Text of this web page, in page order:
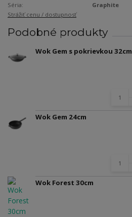
Séria:
Graphite
Strážiť cenu / dostupnosť
Podobné produkty
Wok Gem s pokrievkou 32cm
Wok Gem 24cm
Wok Forest 30cm